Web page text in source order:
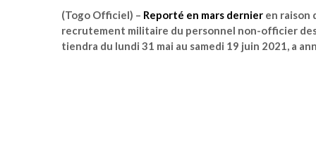
(Togo Officiel) – Reporté en mars dernier en raison
recrutement militaire du personnel non-officier des
tiendra du lundi 31 mai au samedi 19 juin 2021, a